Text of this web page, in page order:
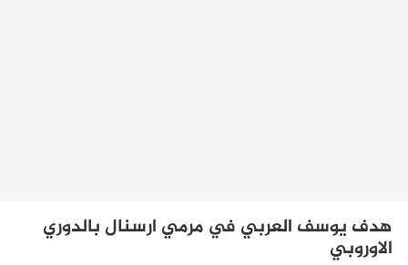
هدف يوسف العربي في مرمي ارسنال بالدوري
الاوروبي